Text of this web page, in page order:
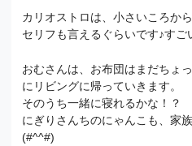
カリオストロは、小さいころか
セリフも言えるぐらいです♪すご
おむさんは、お布団はまだちょ
にリビングに帰っていきます。
そのうち一緒に寝れるかな！？
にぎりさんちのにゃんこも、家
(#^^#)